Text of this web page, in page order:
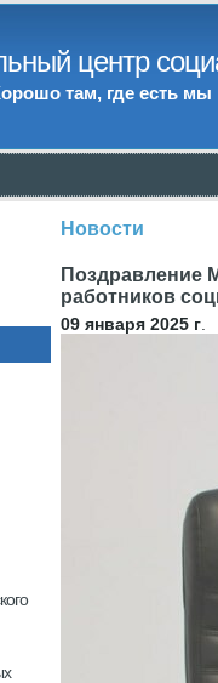
центр
там, где есть мы
Новости
Поздравление
работников
09 января 2025 г